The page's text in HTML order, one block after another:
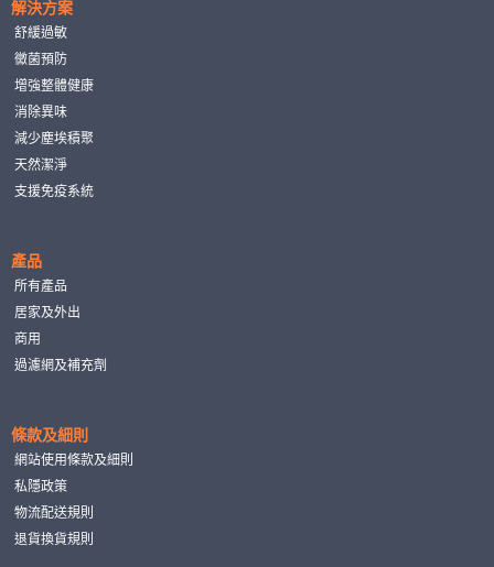
解決方案
舒緩過敏
黴菌預防
增強整體健康
消除異味
減少塵埃積聚
天然潔淨
支援免疫系統
產品
所有產品
居家及外出
商用
過濾網及補充劑
條款及細則
網站使用條款及細則
私隱政策
物流配送規則
退貨換貨規則